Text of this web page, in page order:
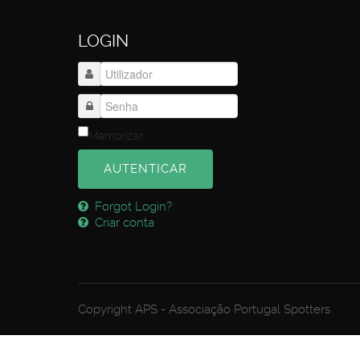
LOGIN
Memorizar
AUTENTICAR
Forgot Login?
Criar conta
Copyright APS - Associação Portugal Spotters